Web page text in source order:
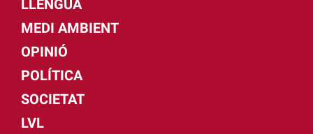
LLENGUA
MEDI AMBIENT
OPINIÓ
POLÍTICA
SOCIETAT
LVL